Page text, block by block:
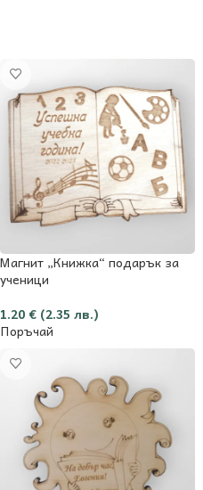
Магнит „Книжка“ подарък за
ученици
1.20 € (2.35 лв.)
Поръчай